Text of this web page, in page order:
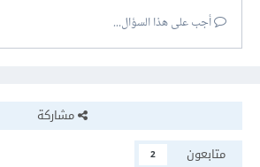
أجب على هذا السؤال...
مشاركة
متابعون
2